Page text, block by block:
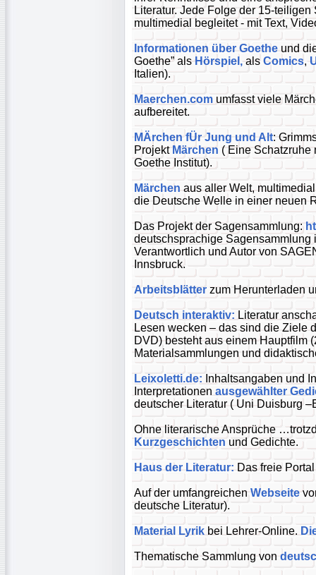
Literatur. Jede Folge der 15-
multimedial begleitet - mit Text,
Informationen über Goethe und
Goethe” als Hörspiel, als Comics,
Italien).
Maerchen.com umfasst viele
aufbereitet.
MÄrchen fÜr Jung und Alt:
Projekt Märchen ( Eine Schatzruhe
Goethe Institut).
Märchen aus aller Welt,
die Deutsche Welle in einer neuen
Das Projekt der Sagensammlung:
deutschsprachige Sagensammlung
Verantwortlich und Autor von
Innsbruck.
Arbeitsblätter zum Herunterladen
Deutsch interaktiv: Literatur
Lesen wecken – das sind die Ziele
DVD) besteht aus einem Hauptfilm
Materialsammlungen und
Leixoletti.de: Inhaltsangaben und
Interpretationen ausgewählter
deutscher Literatur ( Uni Duisburg
Ohne literarische Ansprüche
Kurzgeschichten und Gedichte.
Haus der Literatur: Das freie
Auf der umfangreichen Webseite
deutsche Literatur).
Material Lyrik bei Lehrer-Online.
Thematische Sammlung von